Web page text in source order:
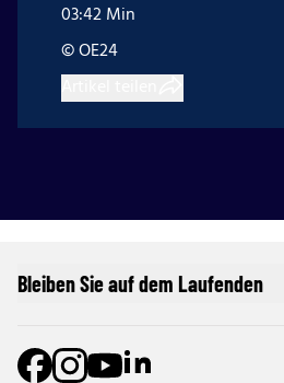
03:42 Min
© OE24
Bleiben Sie auf dem Laufenden